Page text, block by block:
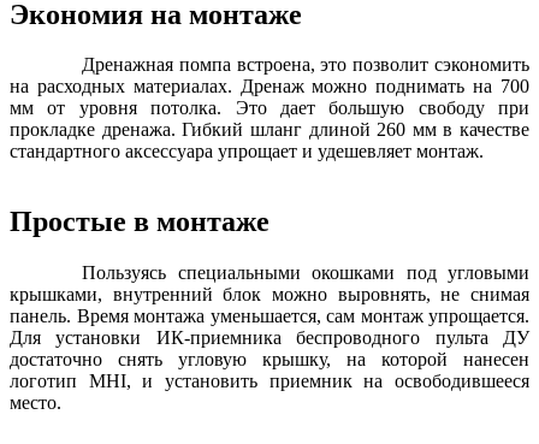
Экономия на монтаже
Дренажная помпа встроена, это позволит сэкономить
на расходных материалах. Дренаж можно поднимать на 700
мм от уровня потолка. Это дает большую свободу при
прокладке дренажа. Гибкий шланг длиной 260 мм в качестве
стандартного аксессуара упрощает и удешевляет монтаж.
Простые в монтаже
Пользуясь специальными окошками под угловыми
крышками, внутренний блок можно выровнять, не снимая
панель. Время монтажа уменьшается, сам монтаж упрощается.
Для установки ИК-приемника беспроводного пульта ДУ
достаточно снять угловую крышку, на которой нанесен
логотип MHI, и установить приемник на освободившееся
место.